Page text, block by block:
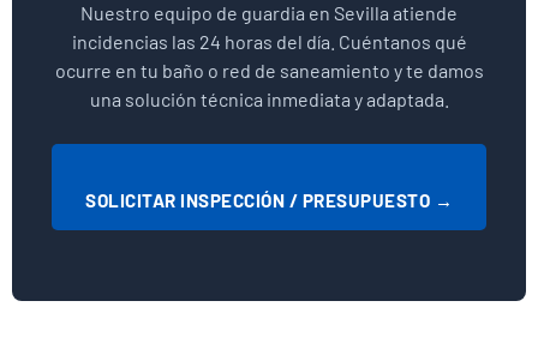
Nuestro equipo de guardia en Sevilla atiende
incidencias las 24 horas del día. Cuéntanos qué
ocurre en tu baño o red de saneamiento y te damos
una solución técnica inmediata y adaptada.
SOLICITAR INSPECCIÓN / PRESUPUESTO →